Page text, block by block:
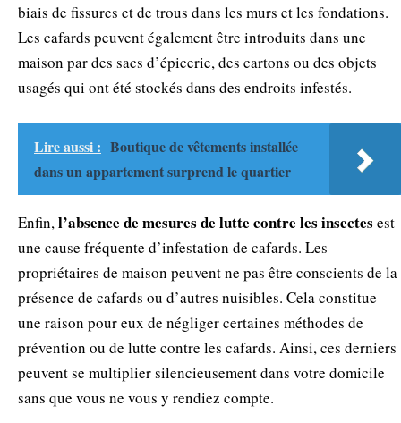
biais de fissures et de trous dans les murs et les fondations.
Les cafards peuvent également être introduits dans une
maison par des sacs d’épicerie, des cartons ou des objets
usagés qui ont été stockés dans des endroits infestés.
Lire aussi : Boutique de vêtements installée
dans un appartement surprend le quartier
Enfin,l’absence de mesures de lutte contre les insectes est
une cause fréquente d’infestation de cafards. Les
propriétaires de maison peuvent ne pas être conscients de la
présence de cafards ou d’autres nuisibles. Cela constitue
une raison pour eux de négliger certaines méthodes de
prévention ou de lutte contre les cafards. Ainsi, ces derniers
peuvent se multiplier silencieusement dans votre domicile
sans que vous ne vous y rendiez compte.